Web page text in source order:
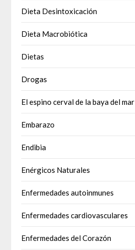
Dieta Desintoxicación
Dieta Macrobiótica
Dietas
Drogas
El espino cerval de la baya del mar
Embarazo
Endibia
Enérgicos Naturales
Enfermedades autoinmunes
Enfermedades cardiovasculares
Enfermedades del Corazón